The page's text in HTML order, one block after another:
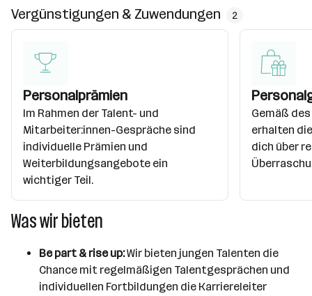
Vergünstigungen & Zuwendungen 2
Personalprämien
Im Rahmen der Talent- und
Mitarbeiter:innen-Gespräche sind
individuelle Prämien und
Weiterbildungsangebote ein
wichtiger Teil.
Gemäß
erhalten
dich über
Was wir bieten
Be part & rise up:Wir bieten jungen Talenten die
Chance mit regelmäßigen Talentgesprächen und
individuellen Fortbildungen die Karriereleiter